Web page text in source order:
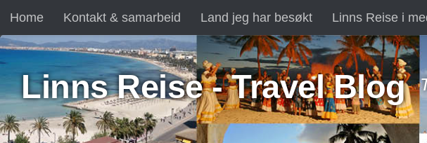
Skip to content
Home Kontakt & samarbeid Land jeg har besøkt Linns Reise i
Linns Reise - Travel Blog